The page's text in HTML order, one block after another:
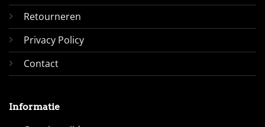
Retourneren
Privacy Policy
Contact
Informatie